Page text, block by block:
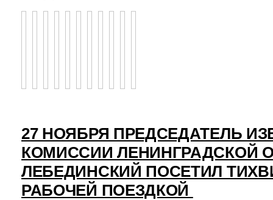
27 НОЯБРЯ ПРЕДСЕДАТЕЛЬ
КОМИССИИ ЛЕНИНГРАДСКОЙ
ЛЕБЕДИНСКИЙ ПОСЕТИЛ
РАБОЧЕЙ ПОЕЗДКОЙ